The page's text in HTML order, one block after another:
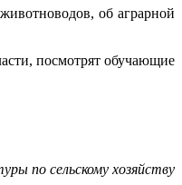
об аграрной
посмотрят обучающие
по сельскому хозяйству